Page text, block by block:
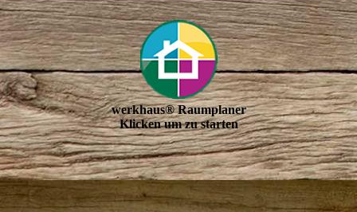
werkhaus® Raumplaner
Klicken um zu starten